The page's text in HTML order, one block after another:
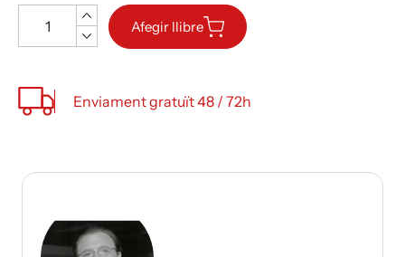
Afegir llibre
Enviament gratuït 48 / 72h